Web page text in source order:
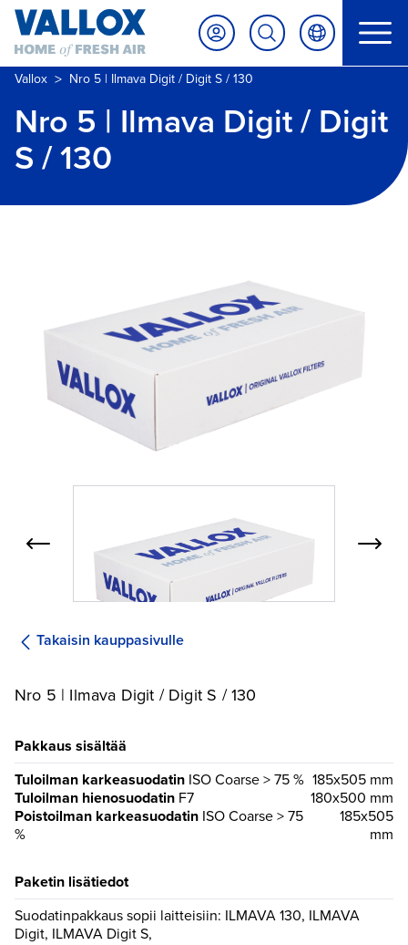
Vallox > Nro 5 | Ilmava Digit / Digit S / 130
Nro 5 | Ilmava Digit / Digit
S / 130
Takaisin kauppasivulle
Nro 5 | Ilmava Digit / Digit S / 130
Pakkaus sisältää
Tuloilman karkeasuodatin ISO Coarse > 75 % 185x505 mm
Tuloilman hienosuodatin F7
180x500 mm
Poistoilman karkeasuodatin ISO Coarse > 75
%
185x505
mm
Paketin lisätiedot
Suodatinpakkaus sopii laitteisiin: ILMAVA 130, ILMAVA
Digit, ILMAVA Digit S,